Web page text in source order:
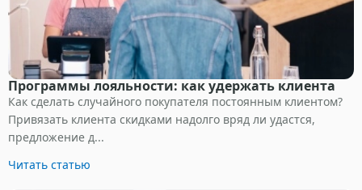
Программы лояльности: как удержать клиента
Как сделать случайного покупателя постоянным клиентом?
Привязать клиента скидками надолго вряд ли удастся,
предложение д...
Читать статью